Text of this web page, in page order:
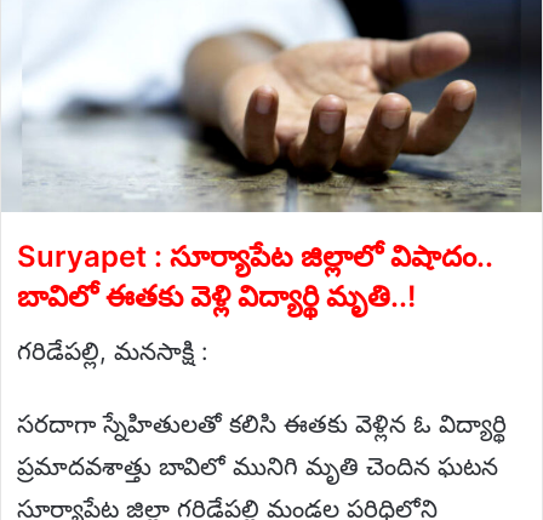
Suryapet : సూర్యాపేట జిల్లాలో విషాదం..
బావిలో ఈతకు వెళ్లి విద్యార్థి మృతి..!
గరిడేపల్లి, మనసాక్షి :
సరదాగా స్నేహితులతో కలిసి ఈతకు వెళ్లిన ఓ విద్యార్థి
ప్రమాదవశాత్తు బావిలో మునిగి మృతి చెందిన ఘటన
సూర్యాపేట జిల్లా గరిడేపల్లి మండల పరిధిలోని